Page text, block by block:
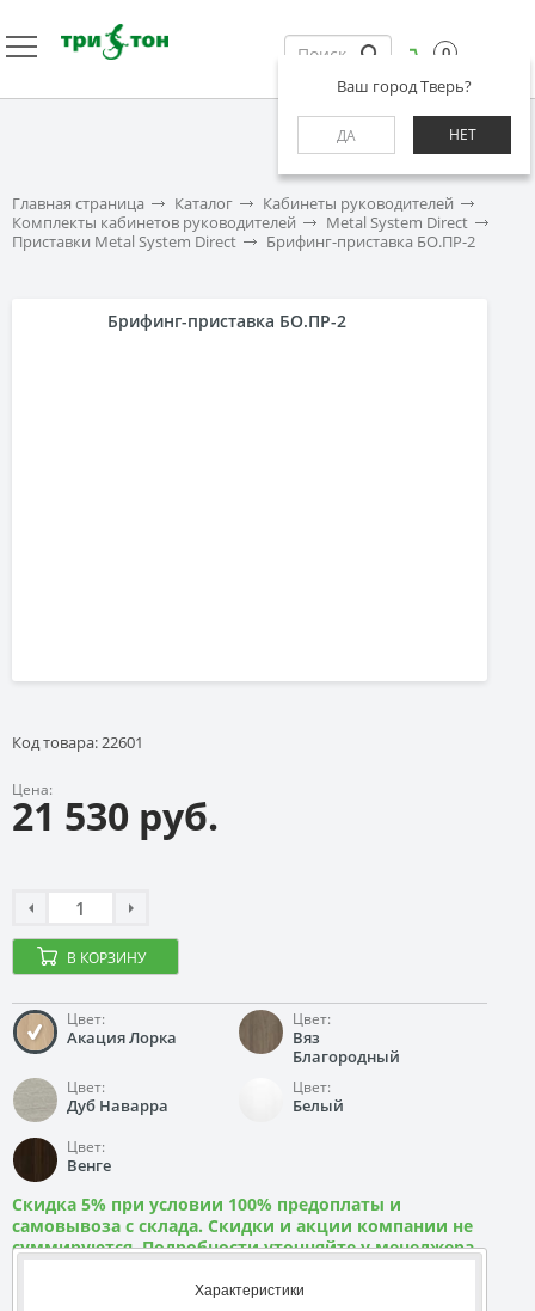
Ваш город Тверь?
ДА НЕТ
0
Главная страница Каталог
Кабинеты руководителей
Комплекты кабинетов руководителей
Metal System Direct
Приставки Metal System Direct
Брифинг-приставка БО.ПР-2
Брифинг-приставка БО.ПР-2
Код товара: 22601
Цена:
21 530 руб.
В КОРЗИНУ
Цвет:
Акация Лорка
Цвет:
Вяз
Благородный
Цвет:
Дуб Наварра
Цвет:
Белый
Цвет:
Венге
Скидка 5% при условии 100% предоплаты и
самовывоза с склада. Скидки и акции компании не
суммируются. Подробности уточняйте у менеджера
Характеристики